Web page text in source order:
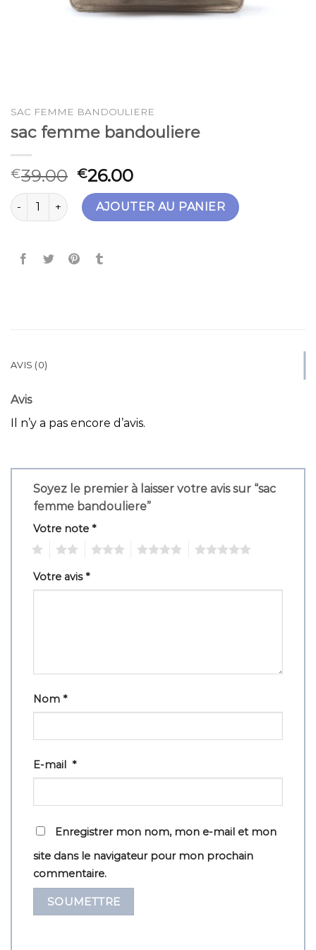
SAC FEMME BANDOULIERE
sac femme bandouliere
€39.00 €26.00
quantité de sac femme bandouliere
AJOUTER AU PANIER
AVIS (0)
Avis
Il n’y a pas encore d’avis.
Soyez le premier à laisser votre avis sur “sac
femme bandouliere”
Votre note *
Votre avis*
Nom *
E-mail *
Enregistrer mon nom, mon e-mail et mon
site dans le navigateur pour mon prochain
commentaire.